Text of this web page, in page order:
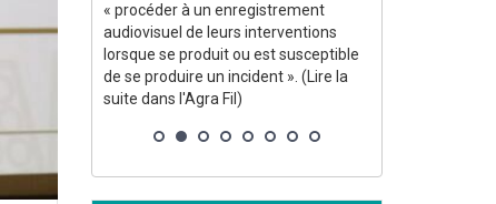
à 66 ans,
»,
« procéder à un enregistrement
audiovisuel de leurs interventions
lorsque se produit ou est susceptible
de se produire un incident ». (Lire la
suite dans l'Agra Fil)